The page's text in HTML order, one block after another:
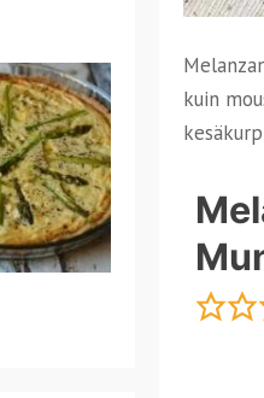
kuin